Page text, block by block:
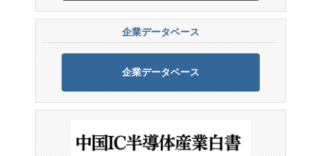
企業データベース
企業データベース